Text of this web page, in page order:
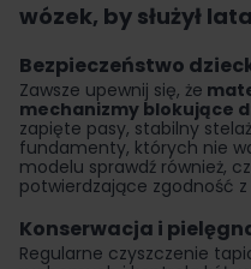
wózek, by służył
Bezpieczeństwo
Zawsze upewnij się, że
mechanizmy blokujące
zapięte pasy, stabilny
fundamenty, których nie
modelu sprawdź również,
potwierdzające zgodność
Konserwacja i
Regularne czyszczenie